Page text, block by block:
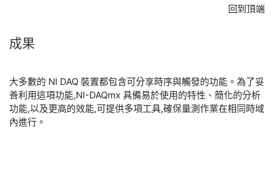
回到頂端
成果
大多數的 NI DAQ 裝置都包含可分享時序與觸發的功能。為了妥
善利用這項功能,NI-DAQmx 具備易於使用的特性、簡化的分析
功能,以及更高的效能,可提供多項工具,確保量測作業在相同時域
內進行。